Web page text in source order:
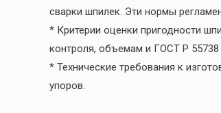
сварки шпилек. Эти нормы
* Критерии оценки пригодности
контроля, объемам и ГОСТ Р 55738
* Технические требования к
упоров.